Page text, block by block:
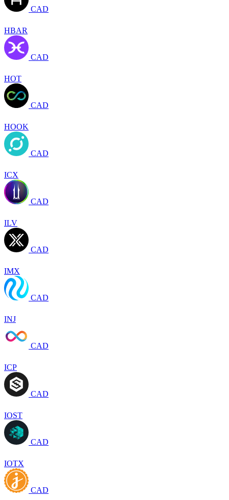
CAD
HBAR
CAD
HOT
CAD
HOOK
CAD
ICX
CAD
ILV
CAD
IMX
CAD
INJ
CAD
ICP
CAD
IOST
CAD
IOTX
CAD